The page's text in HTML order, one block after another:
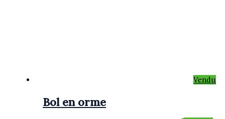
Vendu
Bol en orme